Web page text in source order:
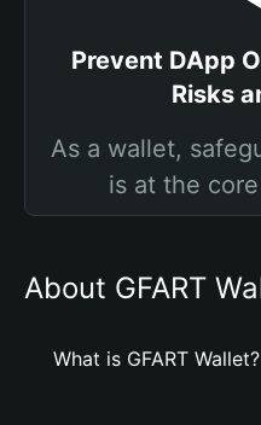
Prevent DApp
Risks
As a wallet,
is at the
About GFART
What is GFART Wallet?